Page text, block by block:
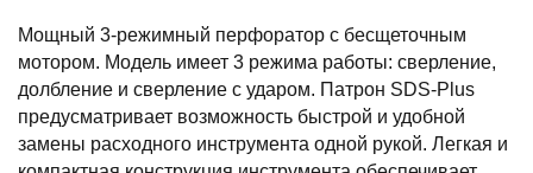
Мощный 3-режимный перфоратор с бесщеточным
мотором. Модель имеет 3 режима работы: сверление,
долбление и сверление с ударом. Патрон SDS-Plus
предусматривает возможность быстрой и удобной
замены расходного инструмента одной рукой. Легкая и